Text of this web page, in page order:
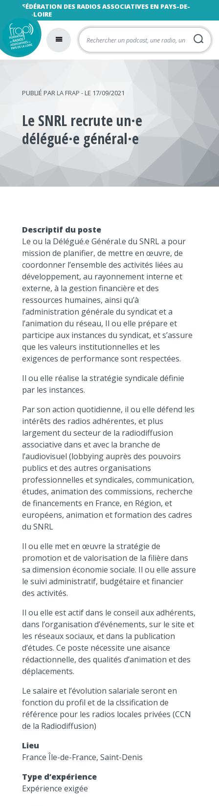
FÉDÉRATION DES RADIOS ASSOCIATIVES EN PAYS-DE-
LA-LOIRE
PUBLIÉ PAR LA FRAP - LE 17/09/2021
Le SNRL recrute un·e
délégué·e général·e
Descriptif du poste
Le ou la Délégué.e Général.e du SNRL a pour
mission de planifier, de mettre en œuvre, de
coordonner l’ensemble des activités liées au
développement, au rayonnement interne et
externe, à la gestion financière et des
ressources humaines, ainsi qu’à
l’administration générale du syndicat et a
l’animation du réseau, Il ou elle prépare et
participe aux instances du syndicat, et s’assure
que les valeurs institutionnelles et les
exigences de performance sont respectées.
Il ou elle réalise la stratégie syndicale définie
par les instances.
Par son action quotidienne, il ou elle défend les
intérêts des radios adhérentes, et plus
largement du secteur de la radiodiffusion
associative dans et avec la branche de
l’audiovisuel (lobbying auprès des pouvoirs
publics et des autres organisations
professionnelles et syndicales, communication,
études, animation des commissions, recherche
de financements en France, en Région, et
européens, animation et formation des cadres
du SNRL
Il ou elle met en œuvre la stratégie de
promotion et de valorisation de la filière dans
sa dimension économie sociale. Il ou elle assure
le suivi administratif, budgétaire et financier
des activités.
Il ou elle est actif dans le conseil aux adhérents,
dans l’organisation d’événements, sur le site et
les réseaux sociaux, et dans la publication
d’études. Ce poste nécessite une aisance
rédactionnelle, des qualités d’animation et des
déplacements.
Le salaire et l’évolution salariale seront en
fonction du profil et de la clssification de
référence pour les radios locales privées (CCN
de la Radiodiffusion)
Lieu
France Île-de-France, Saint-Denis
Type d’expérience
Expérience exigée